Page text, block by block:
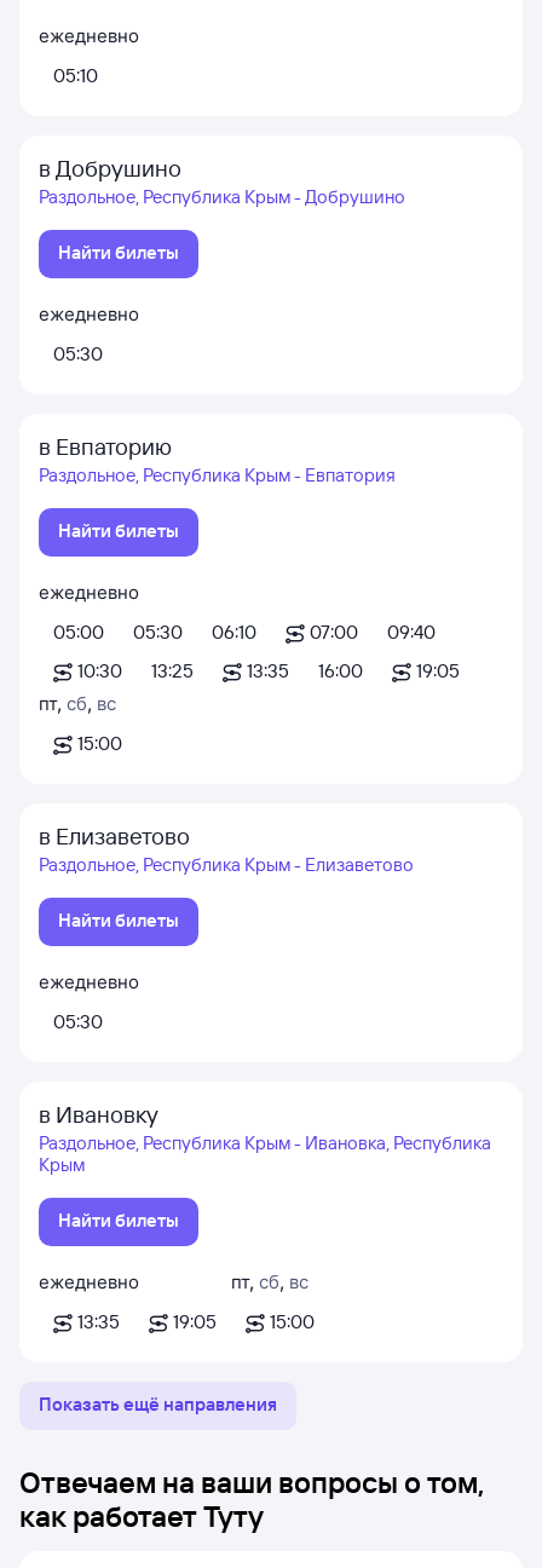
ежедневно
05:10
в Добрушино
Раздольное, Республика Крым - Добрушино
Найти билеты
ежедневно
05:30
в Евпаторию
Раздольное, Республика Крым - Евпатория
Найти билеты
ежедневно
05:00
05:30 06:10 07:00
09:40
10:30
13:25 13:35 16:00
19:05
пт, сб, вс
15:00
в Елизаветово
Раздольное, Республика Крым - Елизаветово
Найти билеты
ежедневно
05:30
в Ивановку
Раздольное, Республика Крым - Ивановка, Республика
Крым
Найти билеты
ежедневно
13:35
19:05
пт, сб, вс
15:00
Показать ещё направления
Отвечаем на ваши вопросы о том,
как работает Туту